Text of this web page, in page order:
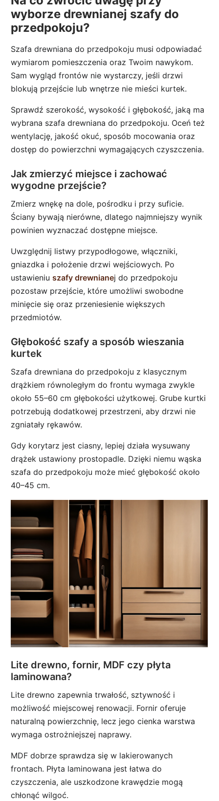
wyborze drewnianej szafy do
przedpokoju?
Szafa drewniana do przedpokoju musi odpowiadać
wymiarom pomieszczenia oraz Twoim nawykom.
Sam wygląd frontów nie wystarczy, jeśli drzwi
blokują przejście lub wnętrze nie mieści kurtek.
Sprawdź szerokość, wysokość i głębokość, jaką ma
wybrana szafa drewniana do przedpokoju. Oceń też
wentylację, jakość okuć, sposób mocowania oraz
dostęp do powierzchni wymagających czyszczenia.
Jak zmierzyć miejsce i zachować
wygodne przejście?
Zmierz wnękę na dole, pośrodku i przy suficie.
Ściany bywają nierówne, dlatego najmniejszy wynik
powinien wyznaczać dostępne miejsce.
Uwzględnij listwy przypodłogowe, włączniki,
gniazdka i położenie drzwi wejściowych. Po
ustawieniuszafy drewnianej do przedpokoju
pozostaw przejście, które umożliwi swobodne
minięcie się oraz przeniesienie większych
przedmiotów.
Głębokość szafy a sposób wieszania
kurtek
Szafa drewniana do przedpokoju z klasycznym
drążkiem równoległym do frontu wymaga zwykle
około 55–60 cm głębokości użytkowej. Grube kurtki
potrzebują dodatkowej przestrzeni, aby drzwi nie
zgniatały rękawów.
Gdy korytarz jest ciasny, lepiej działa wysuwany
drążek ustawiony prostopadle. Dzięki niemu wąska
szafa do przedpokoju może mieć głębokość około
40–45 cm.
Lite drewno, fornir, MDF czy płyta
laminowana?
Lite drewno zapewnia trwałość, sztywność i
możliwość miejscowej renowacji. Fornir oferuje
naturalną powierzchnię, lecz jego cienka warstwa
wymaga ostrożniejszej naprawy.
MDF dobrze sprawdza się w lakierowanych
frontach. Płyta laminowana jest łatwa do
czyszczenia, ale uszkodzone krawędzie mogą
chłonąć wilgoć.